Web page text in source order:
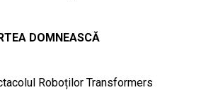
DOMNEASCĂ
Roboților Transformers